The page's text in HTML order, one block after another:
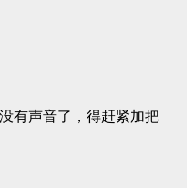
有声音了，得赶紧加把